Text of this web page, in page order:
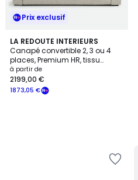
Prix exclusif
LA REDOUTE INTERIEURS
Canapé convertible 2, 3 ou 4
places, Premium HR, tissu
texturé moucheté, CECILIA
à partir de
1873,05 €
2199,00 €